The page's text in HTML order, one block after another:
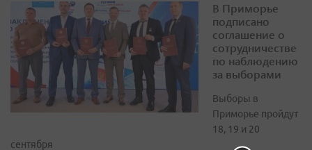
В Приморье
подписано
соглашение о
сотрудничестве
по наблюдению
за выборами
Выборы в
Приморье пройдут
18, 19 и 20
сентября